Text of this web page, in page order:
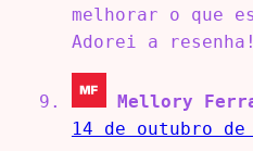
melhorar o que
Adorei a
Mellory
14 de outubro de